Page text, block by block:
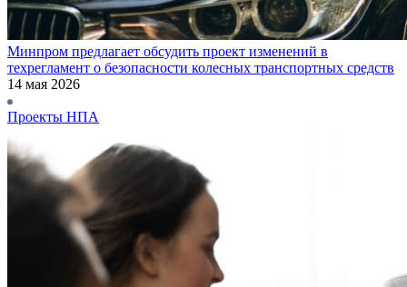
Минпром предлагает обсудить проект изменений в
техрегламент о безопасности колесных транспортных средств
14 мая 2026
Проекты НПА